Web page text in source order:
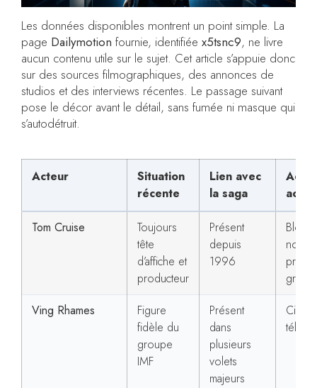
Les données disponibles montrent un point simple. La
page Dailymotion fournie, identifiée x5tsnc9, ne livre
aucun contenu utile sur le sujet. Cet article s’appuie donc
sur des sources filmographiques, des annonces de
studios et des interviews récentes. Le passage suivant
pose le décor avant le détail, sans fumée ni masque qui
s’autodétruit.
Acteur
Situation
récente
Lien avec
la saga
Tom Cruise
Toujours
tête
d’affiche et
producteur
Présent
depuis
1996
Ving Rhames
Figure
fidèle du
groupe
IMF
Présent
dans
plusieurs
volets
majeurs